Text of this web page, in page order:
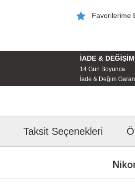
İADE & DEĞİŞİM
14 Gün Boyunca
İade & Değim
Taksit Seçenekleri